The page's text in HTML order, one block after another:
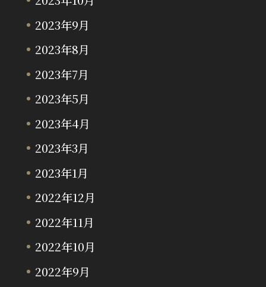
2023年9月
2023年8月
2023年7月
2023年5月
2023年4月
2023年3月
2023年1月
2022年12月
2022年11月
2022年10月
2022年9月